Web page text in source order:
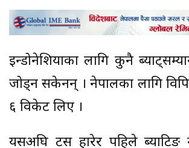
इन्डोनेशियाका लागि कुनै
जोड्न सकेनन् । नेपालका लागि
६ विकेट लिए ।
यसअघि टस हारेर पहिले